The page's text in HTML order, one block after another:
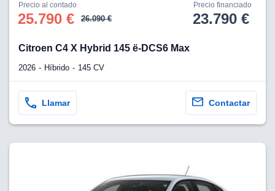
Precio al contado
25.790 € 26.090 €
Precio financiado
23.790 €
Citroen C4 X Hybrid 145 ë-DCS6 Max
2026 Híbrido 145 CV
Llamar Contactar